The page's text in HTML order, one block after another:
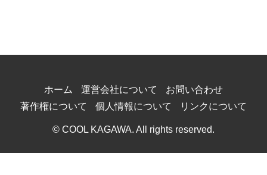
ホーム 運営会社について
お問い合わせ
著作権について
個人情報について リンクについて
© COOL KAGAWA. All rights reserved.